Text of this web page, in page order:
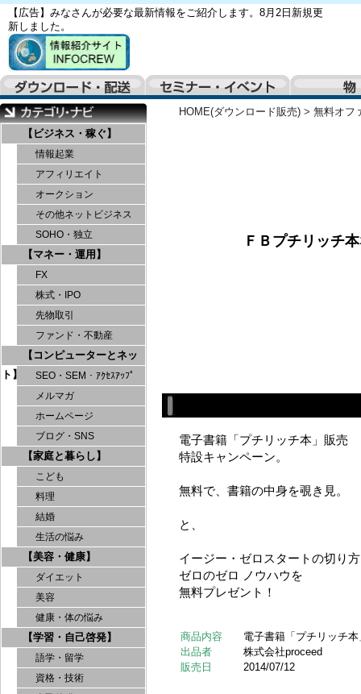
【広告】みなさんが必要な最新情報をご紹介します。8月2日新規更
新しました。
【ビジネス・稼ぐ】
情報起業
アフィリエイト
オークション
その他ネットビジネス
SOHO・独立
【マネー・運用】
FX
株式・IPO
先物取引
ファンド・不動産
【コンピューターとネッ
ト】
SEO・SEM・ｱｸｾｽｱｯﾌﾟ
メルマガ
ホームページ
ブログ・SNS
【家庭と暮らし】
こども
料理
結婚
生活の悩み
【美容・健康】
ダイエット
美容
健康・体の悩み
【学習・自己啓発】
語学・留学
資格・技術
HOME(ダウンロード販売) > 無料オフ
ＦＢプチリッチ
電子書籍「プチリッチ本」販売
特設キャンペーン。
無料で、書籍の中身を覗き見。
と、
イージー・ゼロスタートの切り方
ゼロのゼロ ノウハウを
無料プレゼント！
商品内容
電子書籍「プチリッチ
出品者
株式会社proceed
販売日
2014/07/12